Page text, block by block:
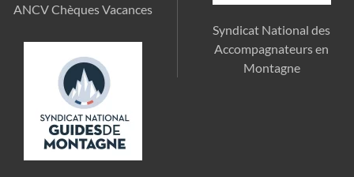
ANCV Chèques Vacances
Syndicat National des
Accompagnateurs en
Montagne